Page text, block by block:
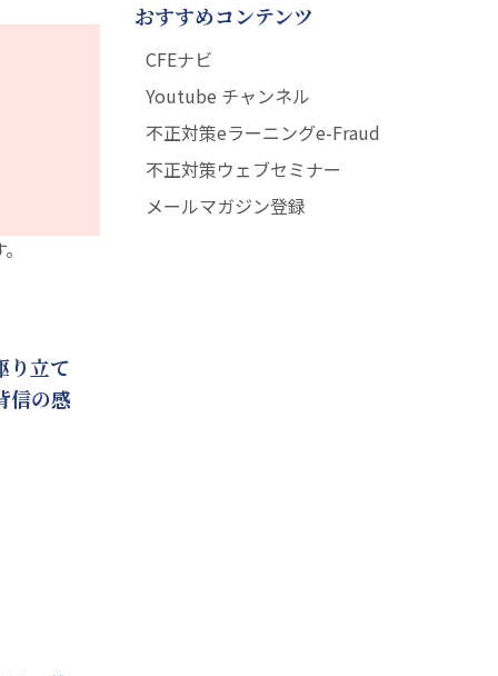
り立て
信の感
おすすめコンテンツ
CFEナビ
Youtube チャンネル
不正対策eラーニングe-Fraud
不正対策ウェブセミナー
メールマガジン登録